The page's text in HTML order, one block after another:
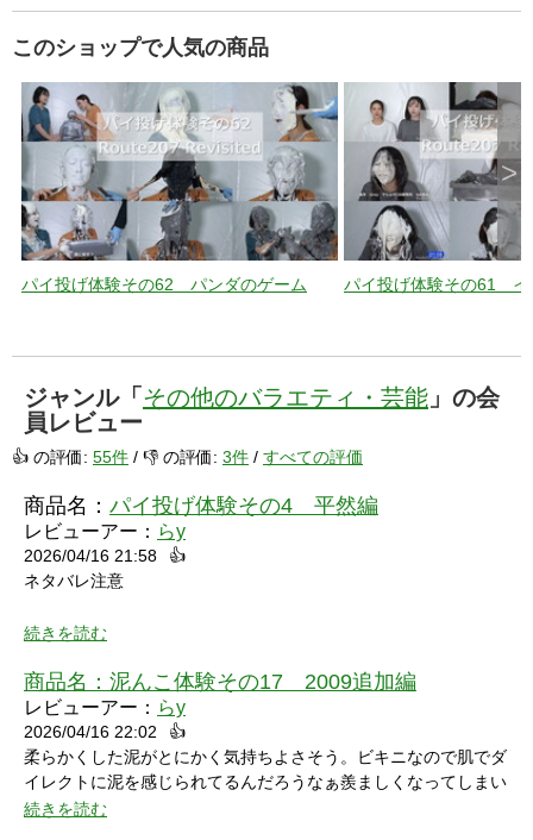
このショップで人気の商品
パイ投げ体験その62 パンダのゲーム パイ投げ体験その61 イ
>
ジャンル「 その他のバラエティ・芸能 」の会
員レビュー
👍 の評価: 55件 / 👎 の評価: 3件 / すべての評価
商品名： パイ投げ体験その4 平然編
レビューアー： らy
2026/04/16 21:58
👍
ネタバレ注意
シャワーシーンで「お腹にぶつけられたら声出ちゃうだろうな」
と思っていたところにパイをちょうどぶつけられ「予想が当たっ
たw」と笑ってしまいました。リアクションもクールな見た目に
続きを読む
商品名： 泥んこ体験その17 2009追加編
レビューアー： らy
2026/04/16 22:02
👍
柔らかくした泥がとにかく気持ちよさそう。ビキニなので肌でダ
イレクトに泥を感じられてるんだろうなぁ羨ましくなってしまい
ました。
続きを読む